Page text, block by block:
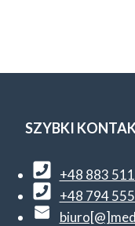
SZYBKI
+48 883
+48 794